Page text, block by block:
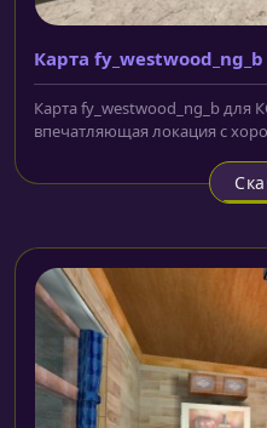
Карта fy_westwood_ng_b
Карта fy_westwood_ng_b для
впечатляющая локация с